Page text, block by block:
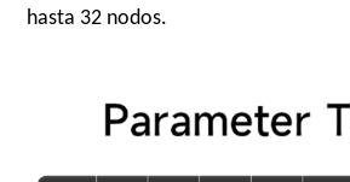
hasta 32 nodos.